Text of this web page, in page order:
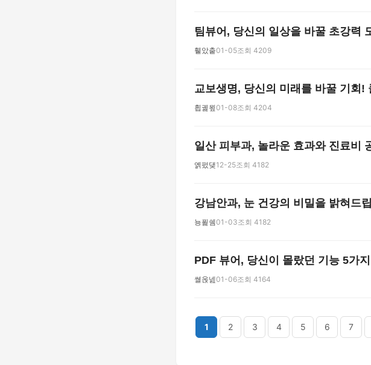
팀뷰어, 당신의 일상을 바꿀 초강력
휕았춭01-05조회 4209
교보생명, 당신의 미래를 바꿀 기회!
흽궱묖01-08조회 4204
일산 피부과, 놀라운 효과와 진료비
옑펐댖12-25조회 4182
강남안과, 눈 건강의 비밀을 밝혀드
뇽푍쉠01-03조회 4182
PDF 뷰어, 당신이 몰랐던 기능 5가
쎨옩넲01-06조회 4164
1 2 3 4 5 6 7